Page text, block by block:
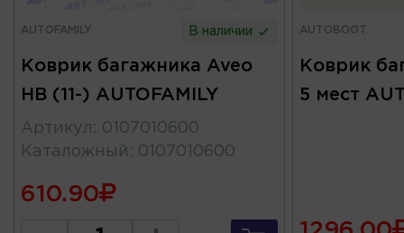
AUTOFAMILY В наличии
Коврик багажника Aveo
HB (11-) AUTOFAMILY
Артикул : 0107010600
Каталожный : 0107010600
610.90
AUTOBOOT
Коврик
5 мест